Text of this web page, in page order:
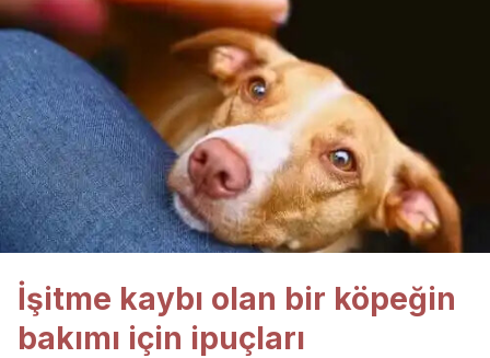
İşitme kaybı olan bir köpeğin
bakımı için ipuçları